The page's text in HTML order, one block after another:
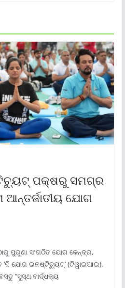
ପକ୍ଷରୁ ସମଗ୍ର
ଆନ୍ତର୍ଜାତୀୟ ଯୋଗ
ପୁରୁଣା ସଂଗଠିତ ଯୋଗ କେନ୍ଦ୍ର,
‘ଦି ଯୋଗ ଇନଷ୍ଟିଚ୍ୟୁଟ୍‌’ (ଟିୱାଇଆଇ),
“ସୁସ୍ଥ ବାର୍ଦ୍ଧକ୍ୟ